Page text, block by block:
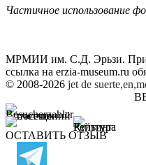
Частичное использование
МРМИИ им. С.Д. Эрьзи. При
ссылка на erzia-museum.ru
© 2008-2026 jet de
ОСТАВИТЬ ОТЗЫВ